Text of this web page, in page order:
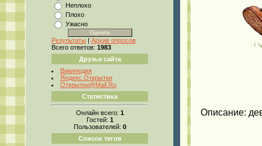
Неплохо
Плохо
Ужасно
Результаты | Архив опросов
Всего ответов: 1983
Друзья сайта
Википедия
Яндекс.Открытки
Открытки@Mail.Ru
Статистика
Онлайн всего: 1
Гостей: 1
Пользователей: 0
Список тегов
Описание: